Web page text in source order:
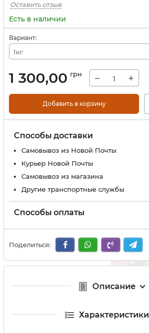
Оставить отзыв
Есть в наличии
Вариант:
1кг
1 300,00 грн − +
Добавить в корзину
Способы доставки
Самовывоз из Новой Почты
Курьер Новой Почты
Самовывоз из магазина
Другие транспортные службы
Способы оплаты
Поделиться:
Описание
Характеристики